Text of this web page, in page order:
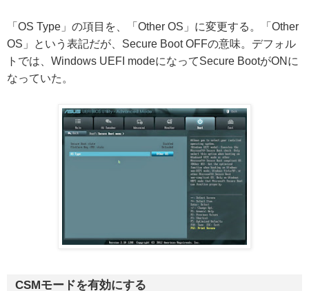
「OS Type」の項目を、「Other OS」に変更する。「Other
OS」という表記だが、Secure Boot OFFの意味。デフォル
トでは、Windows UEFI modeになってSecure BootがONに
なっていた。
CSMモードを有効にする